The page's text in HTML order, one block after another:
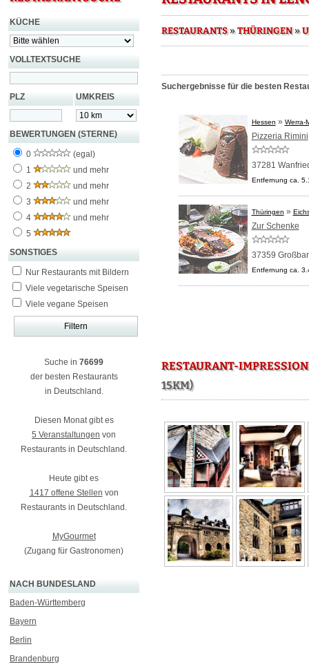
KÜCHE
VOLLTEXTSUCHE
PLZ UMKREIS
BEWERTUNGEN (STERNE)
0
(egal)
1
und mehr
2
und mehr
3
und mehr
4
und mehr
5
SONSTIGES
Nur Restaurants mit Bildern
Viele vegetarische Speisen
Viele vegane Speisen
Suche in 76699
der besten Restaurants
in Deutschland.
Diesen Monat gibt es
5 Veranstaltungen von
Restaurants in Deutschland.
Heute gibt es
1417 offene Stellen von
Restaurants in Deutschland.
MyGourmet
(Zugang für Gastronomen)
NACH BUNDESLAND
Baden-Württemberg
Bayern
Berlin
Brandenburg
RESTAURANTS»THÜRINGEN»
Suchergebnisse für die besten
Hessen » Werra-
Pizzeria Rimini
37281
Entfernung ca.
Thüringen »
Zur Schenke
37359
Entfernung ca.
RESTAURANT-
15KM)